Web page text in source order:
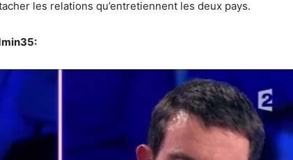
les relations qu’entretiennent les deux pays.